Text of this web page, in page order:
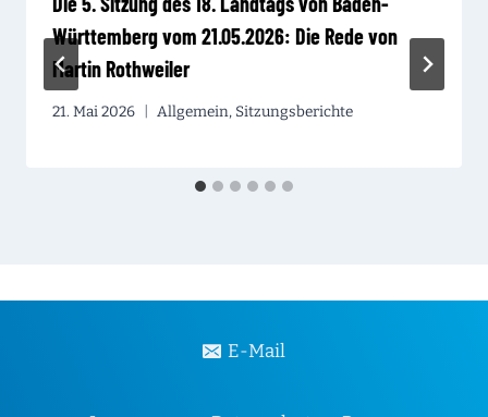
Württemberg vom 21.05.2026: Die Rede von
Martin Rothweiler
21. Mai 2026 Allgemein, Sitzungsberichte
E-Mail